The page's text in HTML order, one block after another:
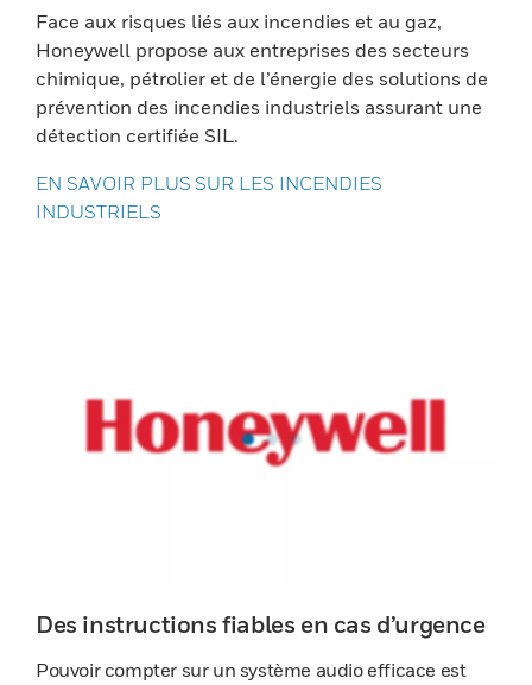
Face aux risques liés aux incendies et au gaz,
Honeywell propose aux entreprises des secteurs
chimique, pétrolier et de l’énergie des solutions de
prévention des incendies industriels assurant une
détection certifiée SIL.
EN SAVOIR PLUS SUR LES INCENDIES
INDUSTRIELS
Des instructions fiables en cas d’urgence
Pouvoir compter sur un système audio efficace est